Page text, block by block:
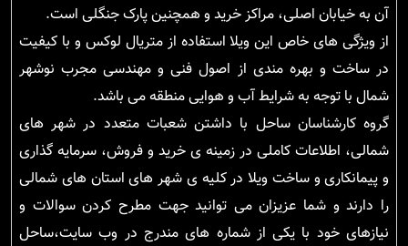
آن به خیابان اصلی، مراکز خرید و همچنین پارک جنگلی است.
از ویژگی های خاص این ویلا استفاده از متریال لوکس و با کیفیت
در ساخت و بهره مندی از اصول فنی و مهندسی مجرب نوشهر
شمال با توجه به شرایط آب و هوایی منطقه می باشد.
گروه کارشناسان ساحل با داشتن شعبات متعدد در شهر های
شمالی، اطلاعات کاملی در زمینه ی خرید و فروش، سرمایه گذاری
و پیمانکاری و ساخت ویلا در کلیه ی شهر های استان های شمالی
را دارند و شما عزیزان می توانید جهت مطرح کردن سوالات و
نیازهای خود با یکی از شماره های مندرج در وب سایت،ساحل